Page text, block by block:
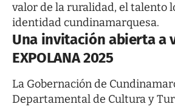
valor de la ruralidad, el talento
identidad cundinamarquesa.
Una invitación abierta a
EXPOLANA 2025
La Gobernación de
Departamental de Cultura y